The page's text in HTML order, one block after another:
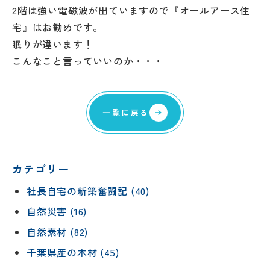
2階は強い電磁波が出ていますので『オールアース住
宅』はお勧めです。
眠りが違います！
こんなこと言っていいのか・・・
一覧に戻る
カテゴリー
社長自宅の新築奮闘記 (40)
自然災害 (16)
自然素材 (82)
千葉県産の木材 (45)